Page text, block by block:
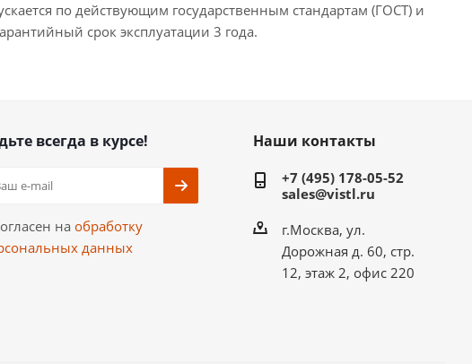
по действующим государственным стандартам (ГОСТ) и
срок эксплуатации 3 года.
всегда в курсе!
на обработку
данных
Наши контакты
+7 (495) 178-05-52
sales@vistl.ru
г.Москва, ул.
Дорожная д. 60, стр.
12, этаж 2, офис 220